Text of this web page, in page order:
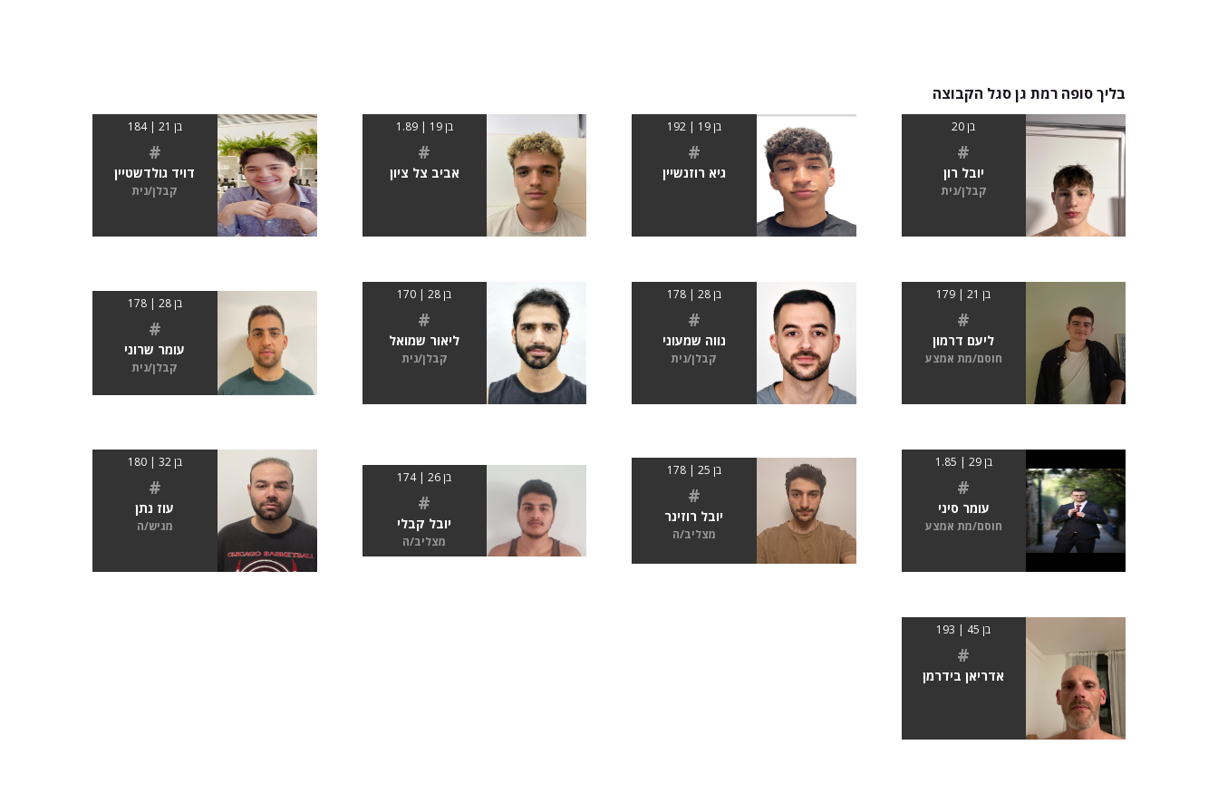
בליך סופה רמת גן סגל הקבוצה
בן 20
#
יובל רון
קבלן/נית
בן 19 | 192
#
גיא רוזנשיין
בן 19 | 1.89
#
אביב צל ציון
בן 21 | 184
#
דויד גולדשטיין
קבלן/נית
בן 21 | 179
#
ליעם דרמון
חוסם/מת אמצע
בן 28 | 178
#
נווה שמעוני
קבלן/נית
בן 28 | 170
#
ליאור שמואל
קבלן/נית
בן 28 | 178
#
עומר שרוני
קבלן/נית
בן 29 | 1.85
#
עומר סיני
חוסם/מת אמצע
בן 25 | 178
#
יובל רוזינר
מצליב/ה
בן 26 | 174
#
יובל קבלי
מצליב/ה
בן 32 | 180
#
עוז נתן
מגיש/ה
בן 45 | 193
#
אדריאן בידרמן